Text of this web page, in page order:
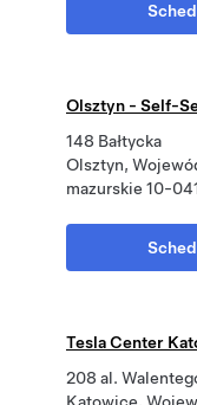
Olsztyn - Self-
148 Bałtycka
Olsztyn,
mazurskie 10-
Tesla Center
208 al.